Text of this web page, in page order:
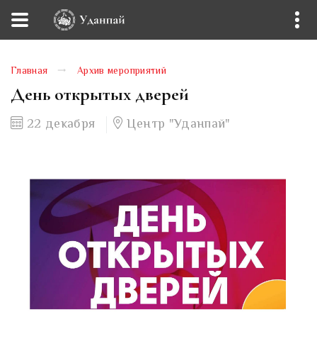
Главная Архив мероприятий
День открытых дверей
22 декабря Центр "Уданпай"